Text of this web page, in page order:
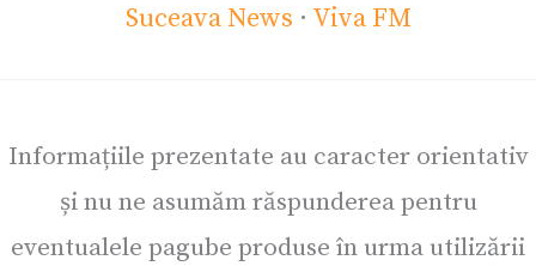
Suceava News · Viva FM
Informațiile prezentate au caracter orientativ
și nu ne asumăm răspunderea pentru
eventualele pagube produse în urma utilizării